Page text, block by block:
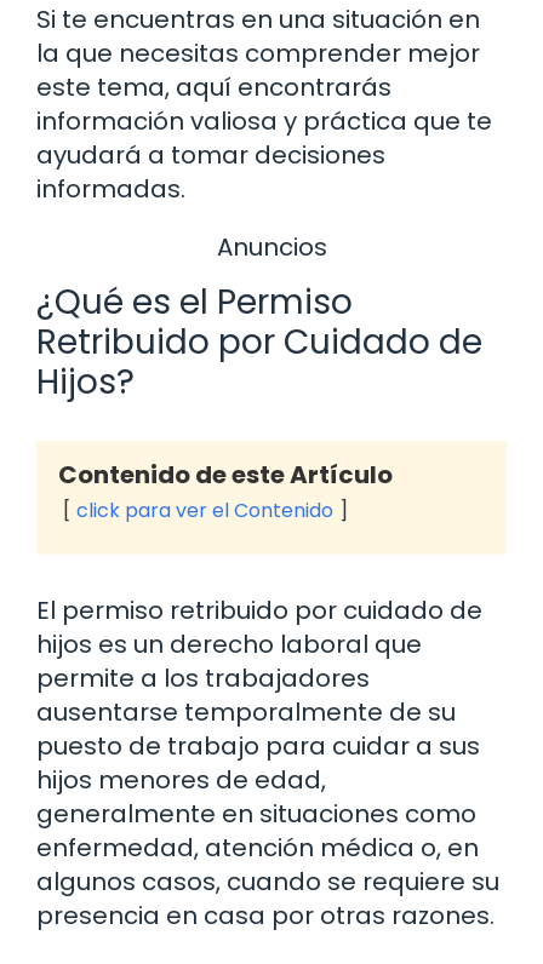
Si te encuentras en una situación en
la que necesitas comprender mejor
este tema, aquí encontrarás
información valiosa y práctica que te
ayudará a tomar decisiones
informadas.
Anuncios
¿Qué es el Permiso
Retribuido por Cuidado de
Hijos?
Contenido de este Artículo
click para ver el Contenido
El permiso retribuido por cuidado de
hijos es un derecho laboral que
permite a los trabajadores
ausentarse temporalmente de su
puesto de trabajo para cuidar a sus
hijos menores de edad,
generalmente en situaciones como
enfermedad, atención médica o, en
algunos casos, cuando se requiere su
presencia en casa por otras razones.